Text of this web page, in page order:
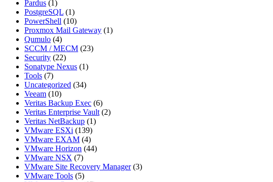
Pardus (1)
PostgreSQL (1)
PowerShell (10)
Proxmox Mail Gateway (1)
Qumulo (4)
SCCM / MECM (23)
Security (22)
Sonatype Nexus (1)
Tools (7)
Uncategorized (34)
Veeam (10)
Veritas Backup Exec (6)
Veritas Enterprise Vault (2)
Veritas NetBackup (1)
VMware ESXi (139)
VMware EXAM (4)
VMware Horizon (44)
VMware NSX (7)
VMware Site Recovery Manager(3)
VMware Tools (5)